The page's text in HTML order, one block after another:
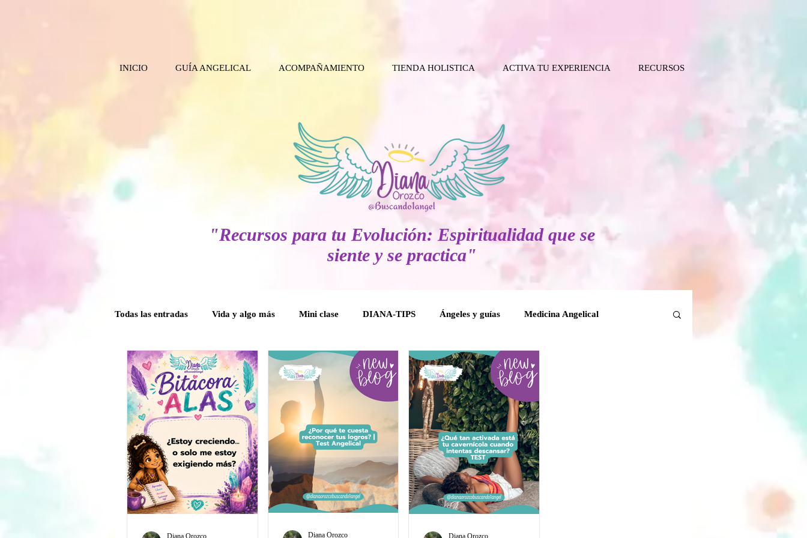
INICIO GUÍA ANGELICAL ACOMPAÑAMIENTO TIENDA HOLISTICA ACTIVA TU EXPERIENCIA RECURSOS
"Recursos para tu Evolución: Espiritualidad que se
siente y se practica"
Todas las entradas Vida y algo más Mini clase DIANA-TIPS Ángeles y guías Medicina Angelical
Poder Interior Mensaje angelical Coaching Angelical Rituales Cuerpo mental
Guía Mensual Herramientas Holísticas Espiritualidad Práctica Mensajes del Cielo a la Tierra
Crónicas del comité de la Caverna
Diana Orozco
Diana Orozco
Diana Orozco